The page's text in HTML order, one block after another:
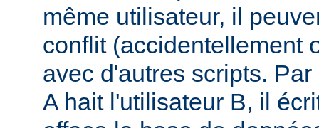
même utilisateur, il
conflit (accidentellement
avec d'autres scripts.
A hait l'utilisateur B, il